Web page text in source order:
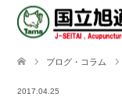
ブログ・コラム
2017.04.25